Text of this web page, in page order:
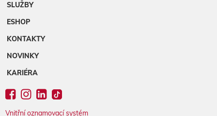
SLUŽBY
ESHOP
KONTAKTY
NOVINKY
KARIÉRA
Vnitřní oznamovací systém